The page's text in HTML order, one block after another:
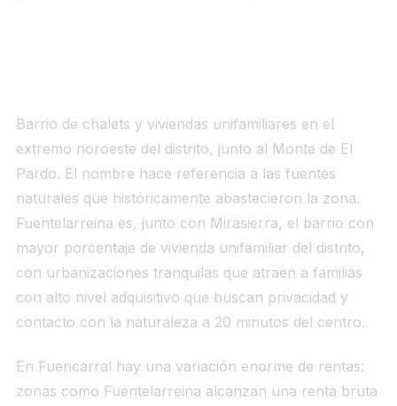
Barrio de chalets y viviendas unifamiliares en el
extremo noroeste del distrito, junto al Monte de El
Pardo. El nombre hace referencia a las fuentes
naturales que históricamente abastecieron la zona.
Fuentelarreina es, junto con Mirasierra, el barrio con
mayor porcentaje de vivienda unifamiliar del distrito,
con urbanizaciones tranquilas que atraen a familias
con alto nivel adquisitivo que buscan privacidad y
contacto con la naturaleza a 20 minutos del centro.
En Fuencarral hay una variación enorme de rentas:
zonas como Fuentelarreina alcanzan una renta bruta